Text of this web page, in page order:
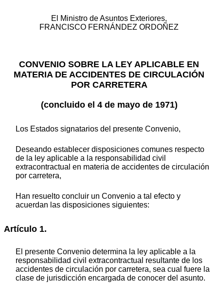
El Ministro de Asuntos Exteriores,
FRANCISCO FERNÁNDEZ ORDOÑEZ
CONVENIO SOBRE LA LEY APLICABLE EN
MATERIA DE ACCIDENTES DE CIRCULACIÓN
POR CARRETERA
(concluido el 4 de mayo de 1971)
Los Estados signatarios del presente Convenio,
Deseando establecer disposiciones comunes respecto
de la ley aplicable a la responsabilidad civil
extracontractual en materia de accidentes de circulación
por carretera,
Han resuelto concluir un Convenio a tal efecto y
acuerdan las disposiciones siguientes:
Artículo 1.
El presente Convenio determina la ley aplicable a la
responsabilidad civil extracontractual resultante de los
accidentes de circulación por carretera, sea cual fuere la
clase de jurisdicción encargada de conocer del asunto.